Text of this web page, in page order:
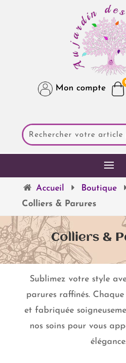
Mon compte
Accueil Boutique
Colliers & Parures
Colliers &
Sublimez votre style
parures raffinés. Chaque
et fabriquée
nos soins pour vous